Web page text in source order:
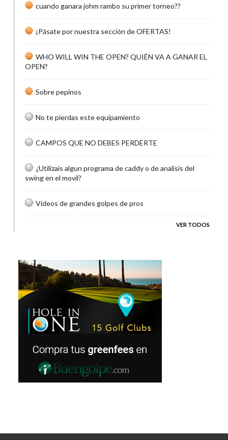
cuando ganara johm rambo su primer torneo??
¡Pásate por nuestra sección de OFERTAS!
WHO WILL WIN THE OPEN? QUIÉN VA A GANAR EL
OPEN?
Sobre pepinos
No te pierdas este equipamiento
CAMPOS QUE NO DEBES PERDERTE
¿Utilizais algun programa de caddy o de analisis del
swing en el movil?
Videos de grandes golpes de pros
VER TODOS